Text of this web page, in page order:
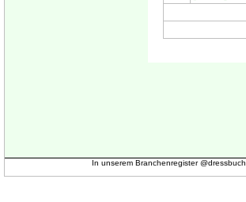
In unserem Branchenregister